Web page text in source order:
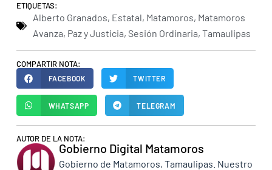
ETIQUETAS:
Alberto Granados, Estatal, Matamoros, Matamoros
Avanza, Paz y Justicia, Sesión Ordinaria, Tamaulipas
COMPARTIR NOTA:
FACEBOOK TWITTER
WHATSAPP TELEGRAM
AUTOR DE LA NOTA:
Gobierno Digital Matamoros
Gobierno de Matamoros, Tamaulipas. Nuestro